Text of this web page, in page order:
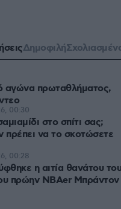
Δημοφιλή
αγώνα πρωταθλήματος,
στο σπίτι σας;
πρέπει να το σκοτώσετε
00:30
η αιτία θανάτου του
πρώην NBAer Μπράντον
00:28